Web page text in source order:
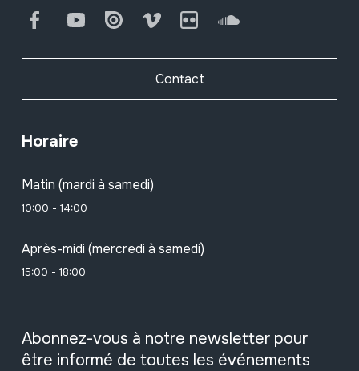
FacebookYoutube Issuu Vimeo Flickr SoundCloud
Contact
Horaire
Matin (mardi à samedi)
10:00 - 14:00
Après-midi (mercredi à samedi)
15:00 - 18:00
Abonnez-vous à notre newsletter pour
être informé de toutes les événements